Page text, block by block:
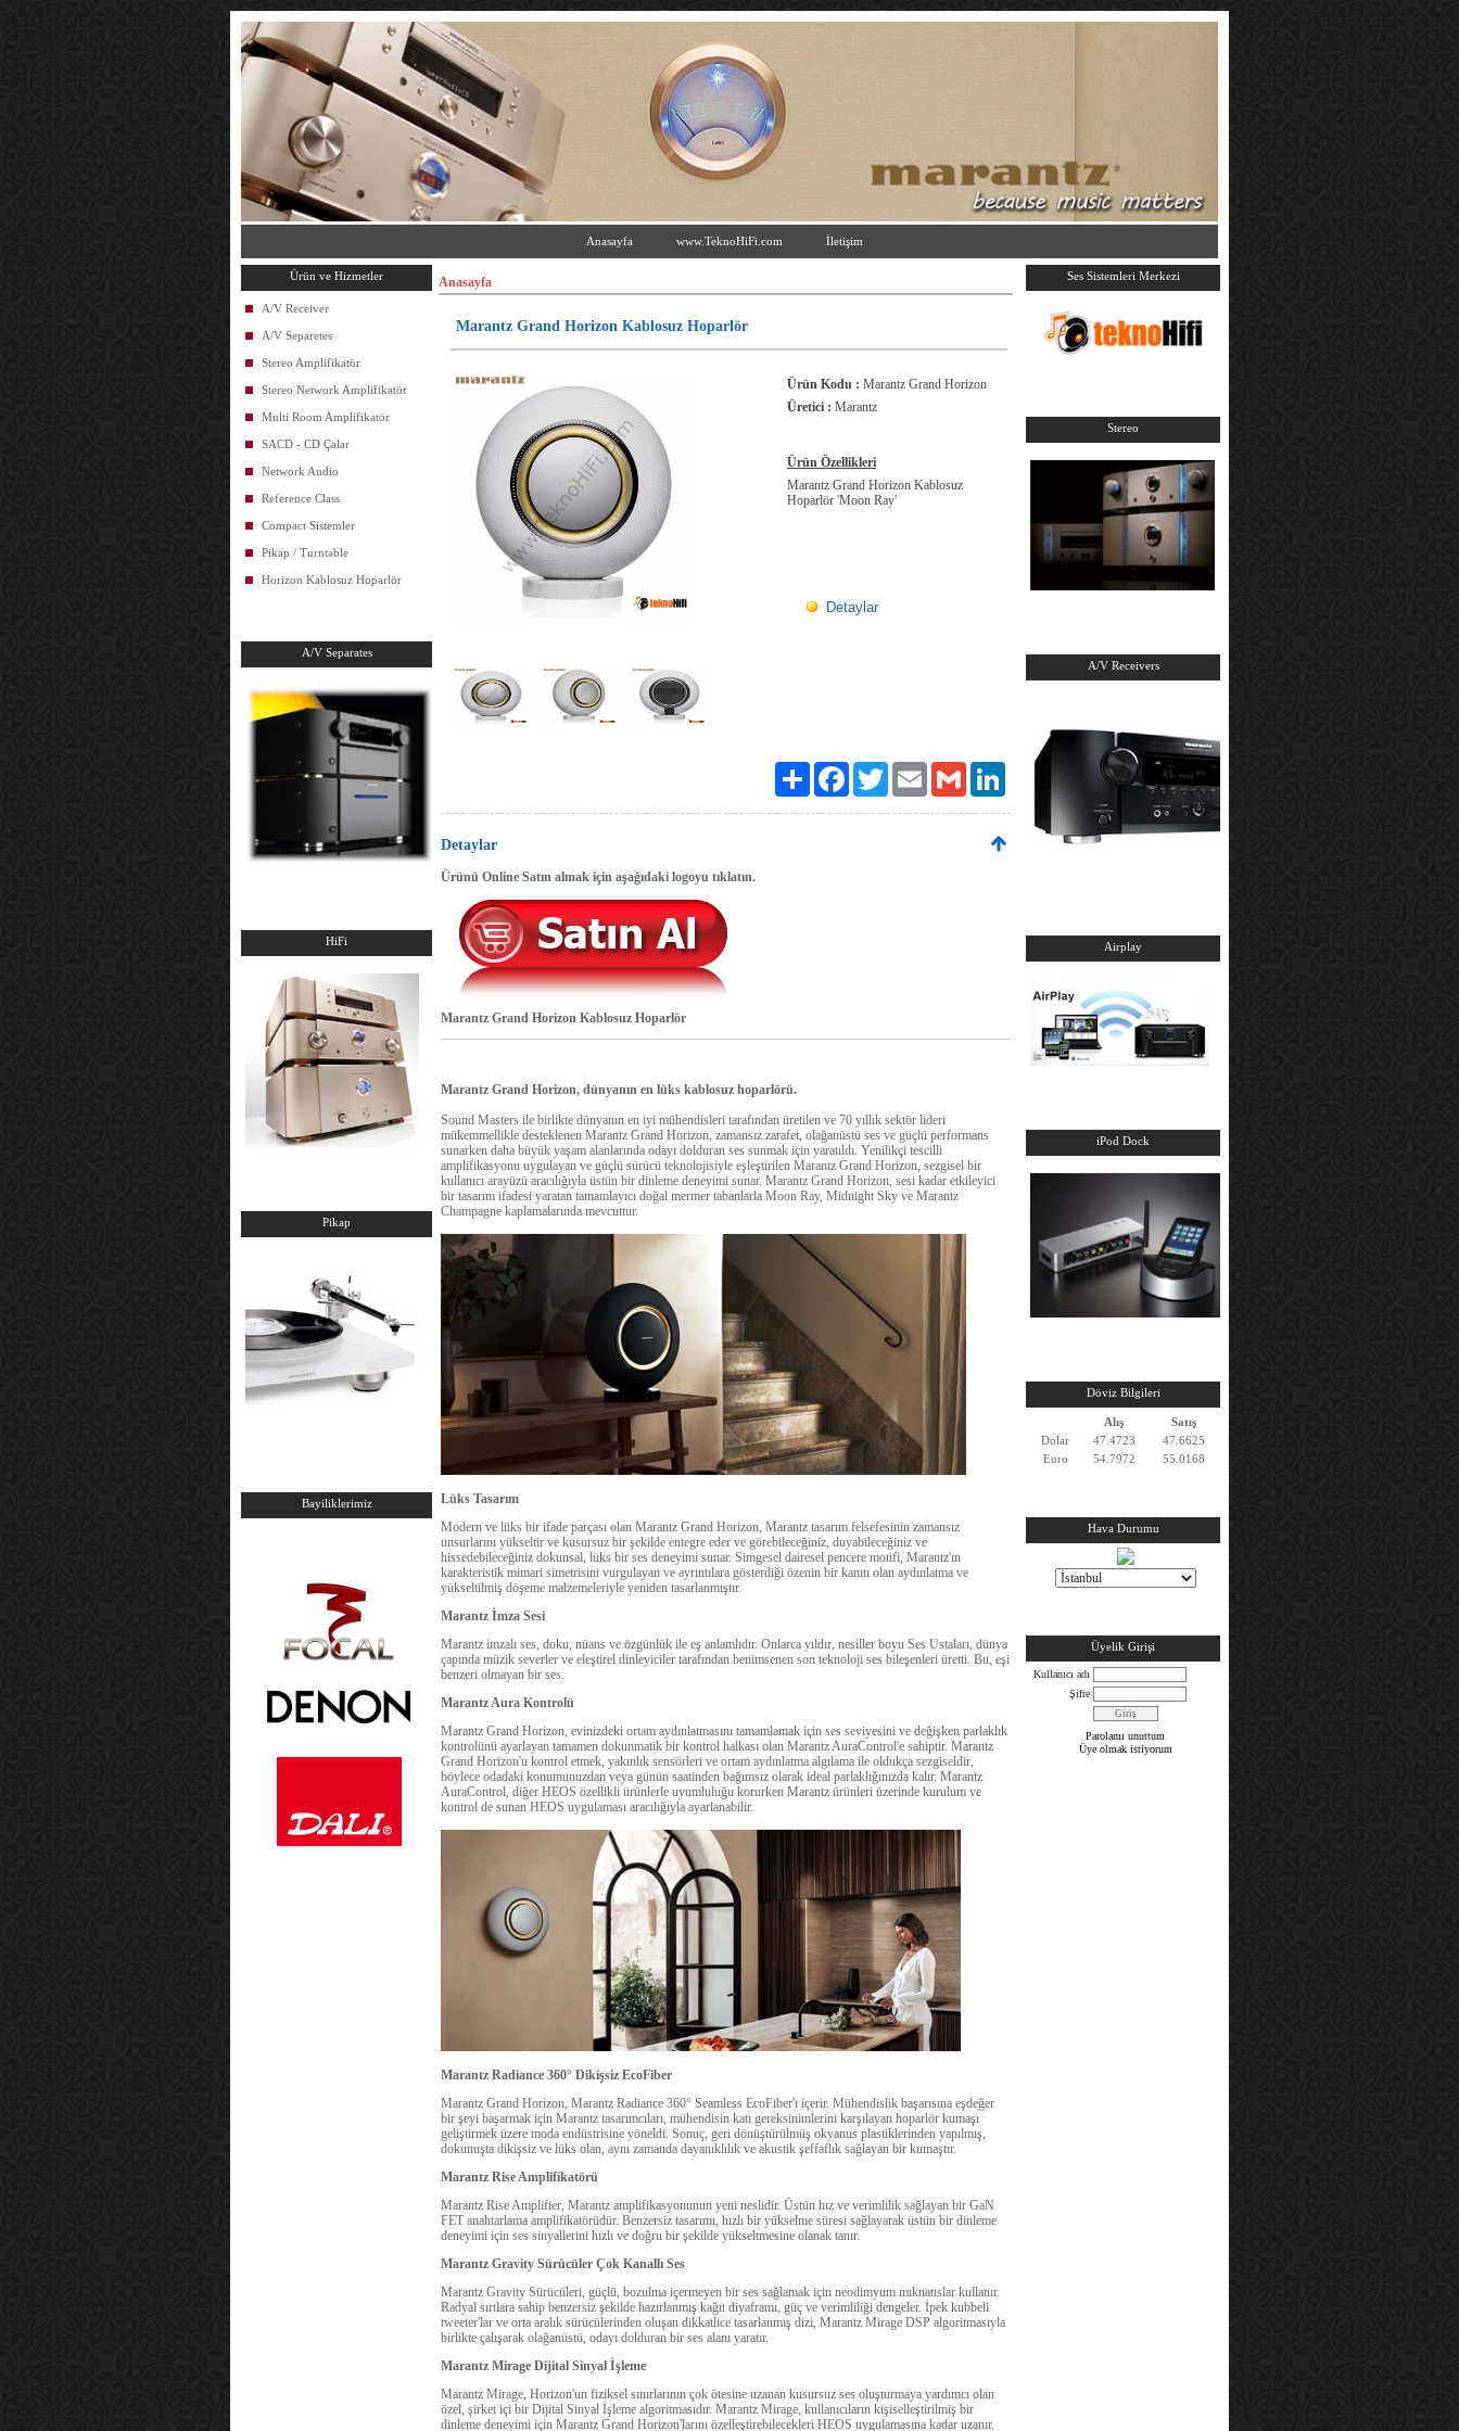
Anasayfa www.TeknoHiFi.com İletişim
Ürün ve Hizmetler
A/V Receiver
A/V Separetes
Stereo Amplifikatör
Stereo Network Amplifikatör
Multi Room Amplifikatör
SACD - CD Çalar
Network Audio
Reference Class
Compact Sistemler
Pikap / Turntable
Horizon Kablosuz Hoparlör
A/V Separates
HiFi
Pikap
Bayiliklerimiz
Anasayfa
Marantz Grand Horizon Kablosuz Hoparlör
Ürün Kodu : Marantz Grand Horizon
Üretici : Marantz
Ürün Özellikleri
Marantz Grand Horizon Kablosuz
Hoparlör 'Moon Ray'
Detaylar
Paylaş FacebookTwitter Email Gmail
Detaylar
Ürünü Online Satın almak için aşağıdaki logoyu tıklatın.
Marantz Grand Horizon Kablosuz Hoparlör
Marantz Grand Horizon, dünyanın en lüks kablosuz hoparlörü.
Sound Masters ile birlikte dünyanın en iyi mühendisleri tarafından üretilen ve 70 yıllık sektör lideri
mükemmellikle desteklenen Marantz Grand Horizon, zamansız zarafet, olağanüstü ses ve güçlü performans
sunarken daha büyük yaşam alanlarında odayı dolduran ses sunmak için yaratıldı. Yenilikçi tescilli
amplifikasyonu uygulayan ve güçlü sürücü teknolojisiyle eşleştirilen Marantz Grand Horizon, sezgisel bir
kullanıcı arayüzü aracılığıyla üstün bir dinleme deneyimi sunar. Marantz Grand Horizon, sesi kadar etkileyici
bir tasarım ifadesi yaratan tamamlayıcı doğal mermer tabanlarla Moon Ray, Midnight Sky ve Marantz
Champagne kaplamalarında mevcuttur.
Lüks Tasarım
Modern ve lüks bir ifade parçası olan Marantz Grand Horizon, Marantz tasarım felsefesinin zamansız
unsurlarını yükseltir ve kusursuz bir şekilde entegre eder ve görebileceğiniz, duyabileceğiniz ve
hissedebileceğiniz dokunsal, lüks bir ses deneyimi sunar. Simgesel dairesel pencere motifi, Marantz'ın
karakteristik mimari simetrisini vurgulayan ve ayrıntılara gösterdiği özenin bir kanıtı olan aydınlatma ve
yükseltilmiş döşeme malzemeleriyle yeniden tasarlanmıştır.
Marantz İmza Sesi
Marantz imzalı ses, doku, nüans ve özgünlük ile eş anlamlıdır. Onlarca yıldır, nesiller boyu Ses Ustaları, dünya
çapında müzik severler ve eleştirel dinleyiciler tarafından benimsenen son teknoloji ses bileşenleri üretti. Bu, eşi
benzeri olmayan bir ses.
Marantz Aura Kontrolü
Marantz Grand Horizon, evinizdeki ortam aydınlatmasını tamamlamak için ses seviyesini ve değişken parlaklık
kontrolünü ayarlayan tamamen dokunmatik bir kontrol halkası olan Marantz AuraControl'e sahiptir. Marantz
Grand Horizon'u kontrol etmek, yakınlık sensörleri ve ortam aydınlatma algılama ile oldukça sezgiseldir,
böylece odadaki konumunuzdan veya günün saatinden bağımsız olarak ideal parlaklığınızda kalır. Marantz
AuraControl, diğer HEOS özellikli ürünlerle uyumluluğu korurken Marantz ürünleri üzerinde kurulum ve
kontrol de sunan HEOS uygulaması aracılığıyla ayarlanabilir.
Marantz Radiance 360° Dikişsiz EcoFiber
Marantz Grand Horizon, Marantz Radiance 360° Seamless EcoFiber'ı içerir. Mühendislik başarısına eşdeğer
bir şeyi başarmak için Marantz tasarımcıları, mühendisin katı gereksinimlerini karşılayan hoparlör kumaşı
geliştirmek üzere moda endüstrisine yöneldi. Sonuç, geri dönüştürülmüş okyanus plastiklerinden yapılmış,
dokunuşta dikişsiz ve lüks olan, aynı zamanda dayanıklılık ve akustik şeffaflık sağlayan bir kumaştır.
Marantz Rise Amplifikatörü
Marantz Rise Amplifier, Marantz amplifikasyonunun yeni neslidir. Üstün hız ve verimlilik sağlayan bir GaN
FET anahtarlama amplifikatörüdür. Benzersiz tasarımı, hızlı bir yükselme süresi sağlayarak üstün bir dinleme
deneyimi için ses sinyallerini hızlı ve doğru bir şekilde yükseltmesine olanak tanır.
Marantz Gravity Sürücüler Çok Kanallı Ses
Marantz Gravity Sürücüleri, güçlü, bozulma içermeyen bir ses sağlamak için neodimyum mıknatıslar kullanır.
Radyal sırtlara sahip benzersiz şekilde hazırlanmış kağıt diyaframı, güç ve verimliliği dengeler. İpek kubbeli
tweeter'lar ve orta aralık sürücülerinden oluşan dikkatlice tasarlanmış dizi, Marantz Mirage DSP algoritmasıyla
birlikte çalışarak olağanüstü, odayı dolduran bir ses alanı yaratır.
Marantz Mirage Dijital Sinyal İşleme
Marantz Mirage, Horizon'un fiziksel sınırlarının çok ötesine uzanan kusursuz ses oluşturmaya yardımcı olan
özel, şirket içi bir Dijital Sinyal İşleme algoritmasıdır. Marantz Mirage, kullanıcıların kişiselleştirilmiş bir
dinleme deneyimi için Marantz Grand Horizon'larını özelleştirebilecekleri HEOS uygulamasına kadar uzanır.
Ses Sistemleri Merkezi
Stereo
A/V Receivers
Airplay
iPod Dock
Döviz Bilgileri
Alış
Satış
Dolar
47.4723
47.6625
Euro
54.7972 55.0168
Hava Durumu
Üyelik Girişi
Kullanıcı adı
Şifre
Parolamı unuttum
Üye olmak istiyorum